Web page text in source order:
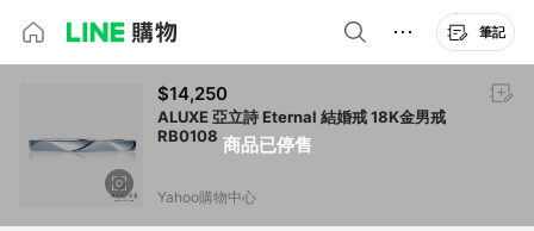
筆記
商品已停售
$14,250
ALUXE 亞立詩 Eternal 結婚戒 18K金男戒
RB0108
Yahoo購物中心